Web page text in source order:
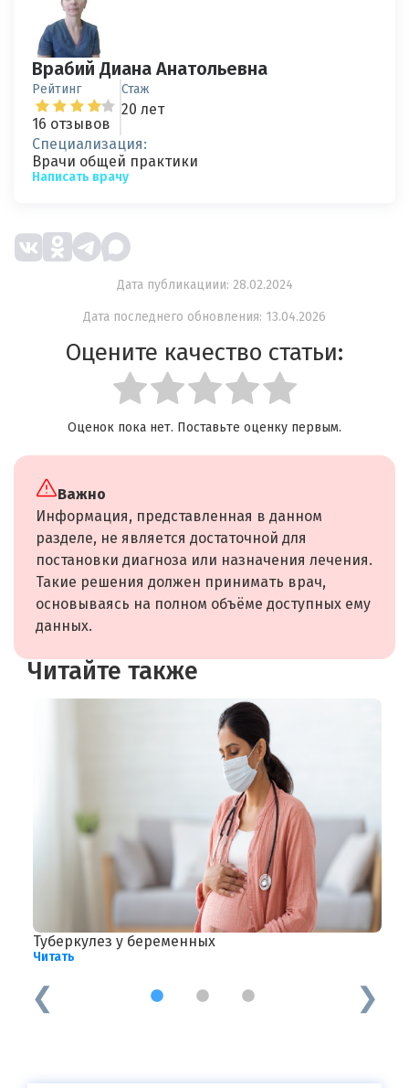
Врабий Диана Анатольевна
Рейтинг
16 отзывов
Стаж
20 лет
Специализация:
Врачи общей практики
Написать врачу
Дата публикациии: 28.02.2024
Дата последнего обновления: 13.04.2026
Оцените качество статьи:
Оценок пока нет. Поставьте оценку первым.
Важно
Информация, представленная в данном
разделе, не является достаточной для
постановки диагноза или назначения лечения.
Такие решения должен принимать врач,
основываясь на полном объёме доступных ему
данных.
Читайте также
Туберкулез у беременных
Читать
1 2 3